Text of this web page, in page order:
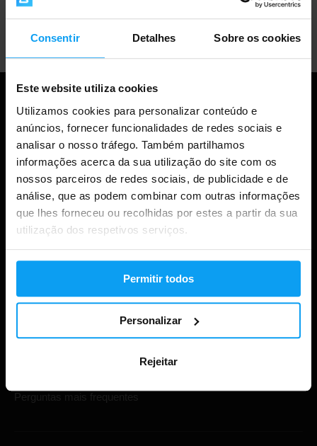
Consentir Detalhes Sobre os cookies
Este website utiliza cookies
Utilizamos cookies para personalizar conteúdo e
anúncios, fornecer funcionalidades de redes sociais e
analisar o nosso tráfego. Também partilhamos
informações acerca da sua utilização do site com os
nossos parceiros de redes sociais, de publicidade e de
análise, que as podem combinar com outras informações
que lhes forneceu ou recolhidas por estes a partir da sua
utilização dos respetivos serviços.
Permitir todos
Personalizar
Rejeitar
Apoio ao cliente profissional
Compras
Acompanha a tua encomenda
Iniciar sessão na conta
Perguntas mais frequentes